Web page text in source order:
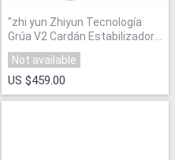
"zhi yun Zhiyun Tecnología
Grúa V2 Cardán Estabilizador
de Mano"
Not available
US $459.00